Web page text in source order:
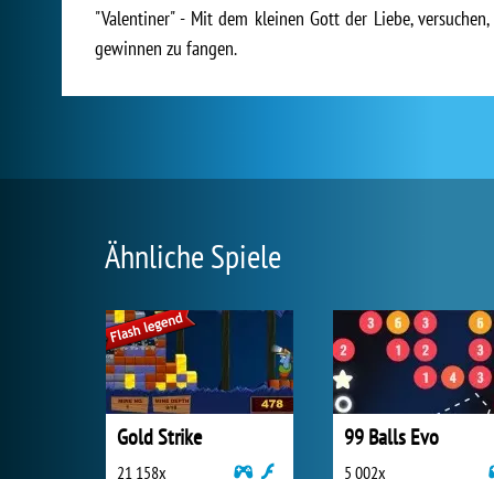
"Valentiner" - Mit dem kleinen Gott der Liebe,
gewinnen zu fangen.
Ähnliche Spiele
Gold Strike
21 158x
99 Balls Evo
5 002x